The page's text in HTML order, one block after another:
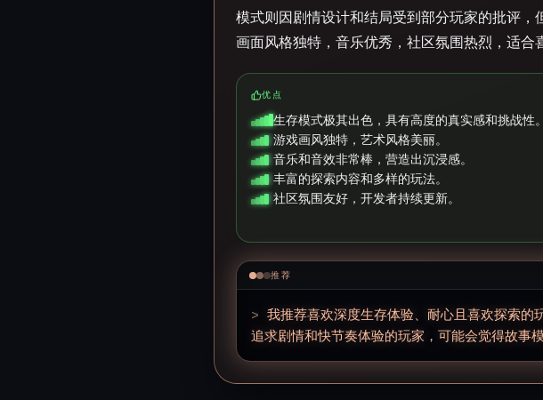
模式则因剧情设计和结局受到部分玩家的批评
画面风格独特，音乐优秀，社区氛围热烈，适合
优点
生存模式极其出色，具有高度的真实感和挑战性。
游戏画风独特，艺术风格美丽。
音乐和音效非常棒，营造出沉浸感。
丰富的探索内容和多样的玩法。
社区氛围友好，开发者持续更新。
推荐
> 我推荐喜欢深度生存体验、耐心且喜欢探索的
追求剧情和快节奏体验的玩家，可能会觉得故事